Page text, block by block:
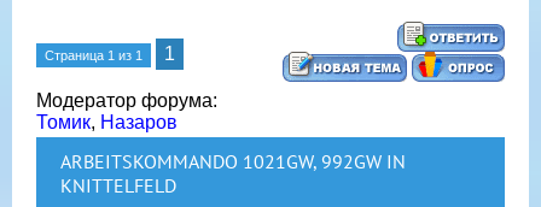
Страница 1 из 1 1
Модератор форума:
Томик, Назаров
ARBEITSKOMMANDO 1021GW, 992GW IN
KNITTELFELD